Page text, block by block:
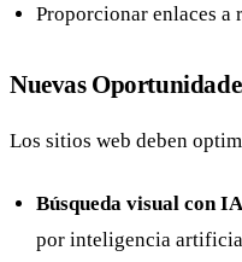
Proporcionar enlaces a
Nuevas
Los sitios web deben
Búsqueda visual con
por inteligencia